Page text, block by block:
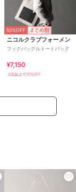
50%OFF まとめ割
ニコルクラブフォーメン
フックバックルトートバッグ
¥7,150
2点以上で10%OFF